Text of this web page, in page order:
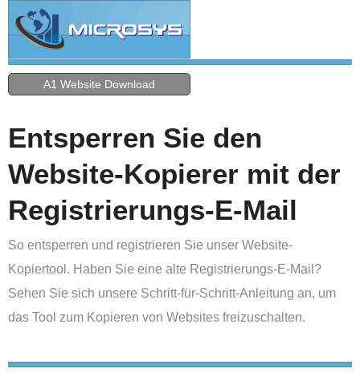
A1 Website Download
Entsperren Sie den
Website-Kopierer mit der
Registrierungs-E-Mail
So entsperren und registrieren Sie unser Website-
Kopiertool. Haben Sie eine alte Registrierungs-E-Mail?
Sehen Sie sich unsere Schritt-für-Schritt-Anleitung an, um
das Tool zum Kopieren von Websites freizuschalten.